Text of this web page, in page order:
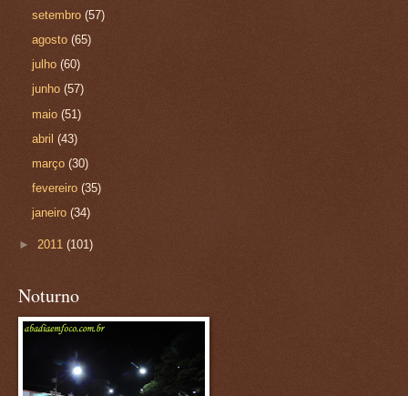
setembro(57)
agosto(65)
julho(60)
junho(57)
maio(51)
abril(43)
março(30)
fevereiro(35)
janeiro(34)
► 2011 (101)
Noturno